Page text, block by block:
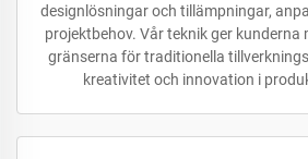
designlösningar och tillämpningar,
projektbehov. Vår teknik ger
gränserna för traditionella
kreativitet och innovation i